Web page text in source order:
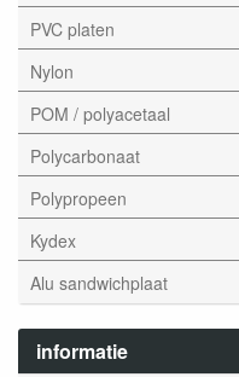
PVC platen
Nylon
POM / polyacetaal
Polycarbonaat
Polypropeen
Kydex
Alu sandwichplaat
informatie